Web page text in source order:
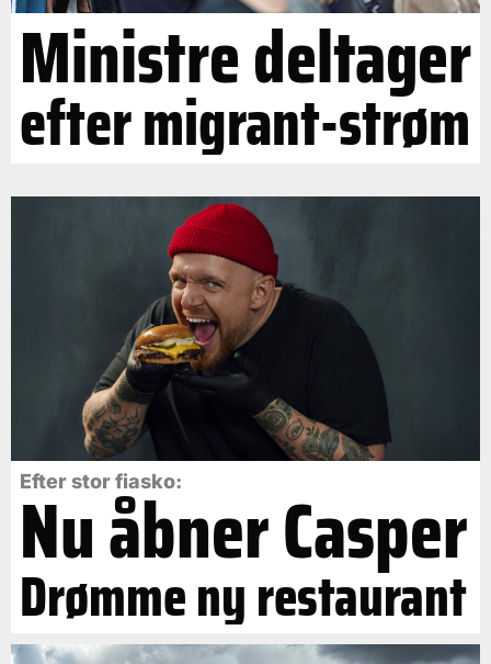
Ministre deltager
efter migrant-strøm
Efter stor fiasko:
Nu åbner Casper
Drømme ny restaurant